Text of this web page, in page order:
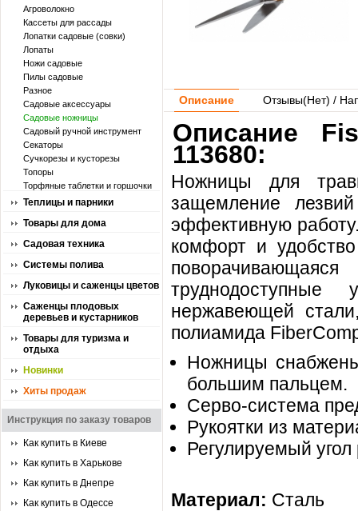
Агроволокно
Кассеты для рассады
Лопатки садовые (совки)
Лопаты
Ножи садовые
Пилы садовые
Разное
Садовые аксессуары
Садовые ножницы
Садовый ручной инструмент
Секаторы
Сучкорезы и кусторезы
Топоры
Торфяные таблетки и горшочки
Теплицы и парники
Товары для дома
Садовая техника
Системы полива
Луковицы и саженцы цветов
Саженцы плодовых
деревьев и кустарников
Товары для туризма и
отдыха
Новинки
Хиты продаж
Инструкция по заказу товаров
Как купить в Киеве
Как купить в Харькове
Как купить в Днепре
Как купить в Одессе
Описание Отзывы(Нет) /
Описание
113680:
Ножницы для
защемление
эффективную
комфорт и
нержавеющей
полиамида
Ножницы
большим пальцем.
Серво-система
Рукоятки из
Регулируемый
Материал: Сталь